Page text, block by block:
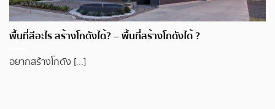
พื้นที่สีอะไร สร้างโกดังได้? – พื้นที่สร้างโกดังได้ ?
อยากสร้างโกดัง [...]